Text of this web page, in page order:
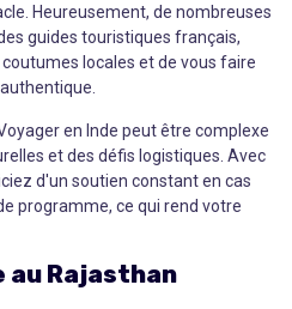
Heureusement, de nombreuses
guides touristiques français,
locales et de vous faire
en Inde peut être complexe
et des défis logistiques. Avec
d'un soutien constant en cas
programme, ce qui rend votre
au Rajasthan